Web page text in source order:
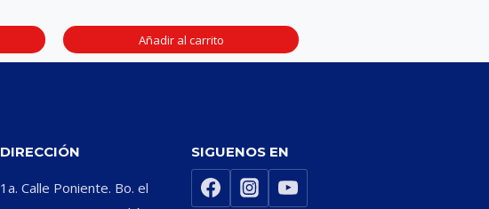
Añadir al carrito
DIRECCIÓN
1a. Calle Poniente. Bo. el
SIGUENOS EN